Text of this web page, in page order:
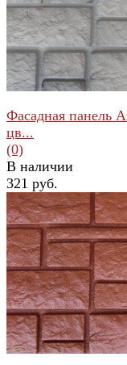
избранное сравнить
Фасадная панель
цв...
(0)
В наличии
321 руб.